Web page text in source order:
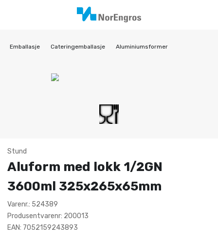
Emballasje Cateringemballasje Aluminiumsformer
Stund
Aluform med lokk 1/2GN
3600ml 325x265x65mm
Varenr.: 524389
Produsentvarenr: 200013
EAN: 7052159243893